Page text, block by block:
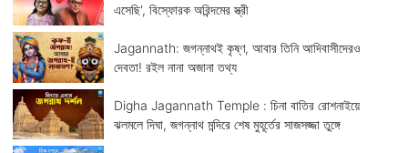
এসেছি', বিস্ফোরক অরিন্দমের স্ত্রী
Jagannath: জগন্নাথই কৃষ্ণ, আবার তিনি আদিবাসীদেরও
দেবতা! রইল নানা অজানা তথ্য
Digha Jagannath Temple : চিনা বাতির রোশনাইয়ে
ঝলমলে দিঘা, জগন্নাথ মন্দিরে শেষ মুহূর্তের সাজসজ্জা তুঙ্গে